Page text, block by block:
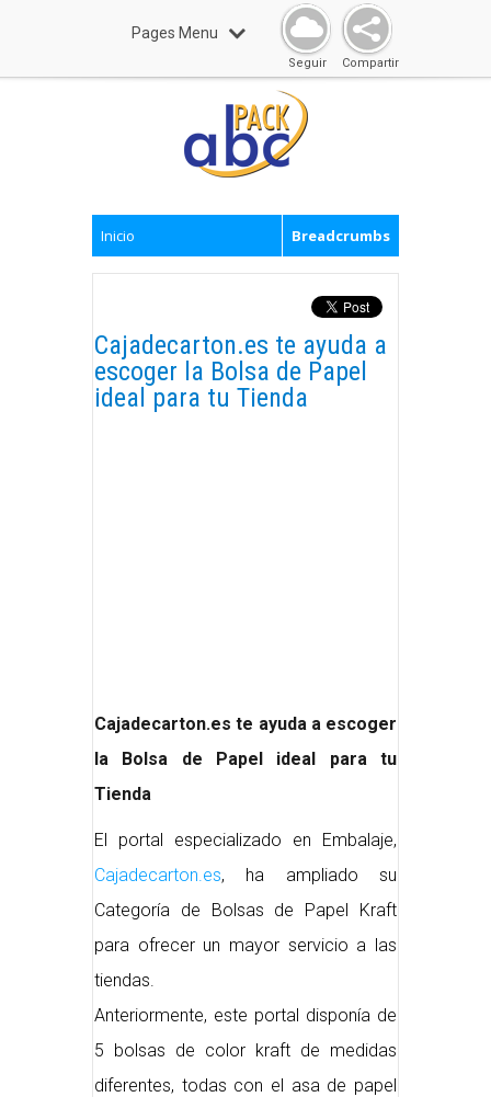
Pages Menu
Compartir
Seguir
Inicio Breadcrumbs
Cajadecarton.es te ayuda a
escoger la Bolsa de Papel
ideal para tu Tienda
Cajadecarton.es te ayuda a escoger
la Bolsa de Papel ideal para tu
Tienda
El portal especializado en Embalaje,
Cajadecarton.es, ha ampliado su
Categoría de Bolsas de Papel Kraft
para ofrecer un mayor servicio a las
tiendas.
Anteriormente, este portal disponía de
5 bolsas de color kraft de medidas
diferentes, todas con el asa de papel